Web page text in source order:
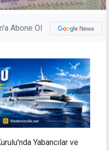
Abone Ol
Yabancılar ve